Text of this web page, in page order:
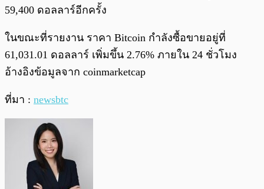
59,400 ดอลลาร์อีกครั้ง
ในขณะที่รายงาน ราคา Bitcoin กำลังซื้อขายอยู่ที่
61,031.01 ดอลลาร์ เพิ่มขึ้น 2.76% ภายใน 24 ชั่วโมง
อ้างอิงข้อมูลจาก coinmarketcap
ที่มา : newsbtc